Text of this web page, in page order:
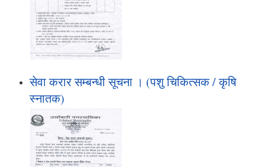
सेवा करार सम्बन्धी सूचना । (पशु चिकित्सक / कृषि
स्‍नातक)